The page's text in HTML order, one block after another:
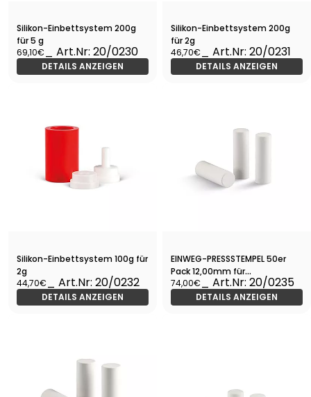
Silikon-Einbettsystem 200g
für 5 g
69,10€
_ Art.Nr: 20/0230
DETAILS ANZEIGEN
Silikon-Einbettsystem 200g
für 2g
46,70€
_ Art.Nr: 20/0231
DETAILS ANZEIGEN
Silikon-Einbettsystem 100g für
2g
44,70€
_ Art.Nr: 20/0232
DETAILS ANZEIGEN
EINWEG-PRESSSTEMPEL 50er
Pack 12,00mm für
Presskeramik
74,00€ _ Art.Nr: 20/0235
DETAILS ANZEIGEN